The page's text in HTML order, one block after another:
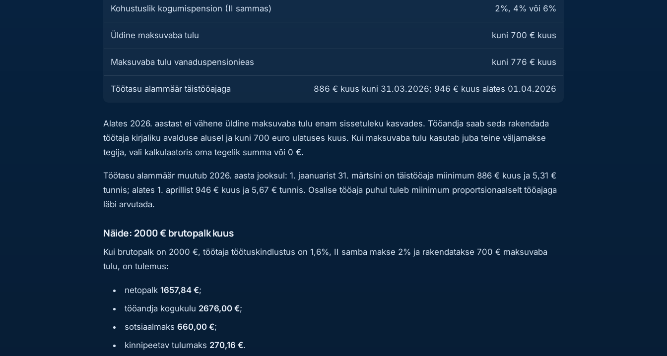
Kohustuslik kogumispension (II sammas) 2%, 4% või 6%
Üldine maksuvaba tulu kuni 700 € kuus
Maksuvaba tulu vanaduspensionieas kuni 776 € kuus
Töötasu alammäär täistööajaga 886 € kuus kuni 31.03.2026; 946 € kuus alates 01.04.2026
Alates 2026. aastast ei vähene üldine maksuvaba tulu enam sissetuleku kasvades. Tööandja saab seda rakendada
töötaja kirjaliku avalduse alusel ja kuni 700 euro ulatuses kuus. Kui maksuvaba tulu kasutab juba teine väljamakse
tegija, vali kalkulaatoris oma tegelik summa või 0 €.
Töötasu alammäär muutub 2026. aasta jooksul: 1. jaanuarist 31. märtsini on täistööaja miinimum 886 € kuus ja 5,31 €
tunnis; alates 1. aprillist 946 € kuus ja 5,67 € tunnis. Osalise tööaja puhul tuleb miinimum proportsionaalselt tööajaga
läbi arvutada.
Näide: 2000 € brutopalk kuus
Kui brutopalk on 2000 €, töötaja töötuskindlustus on 1,6%, II samba makse 2% ja rakendatakse 700 € maksuvaba
tulu, on tulemus:
netopalk 1657,84 €;
tööandja kogukulu 2676,00 €;
sotsiaalmaks 660,00 €;
kinnipeetav tulumaks 270,16 €.